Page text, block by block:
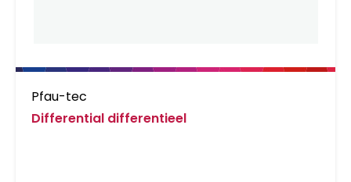
Pfau-tec
Differential differentieel